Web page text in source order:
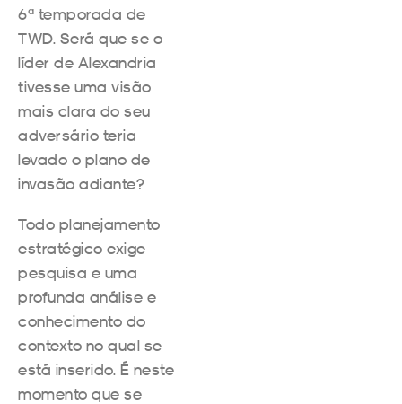
6ª temporada de
TWD. Será que se o
líder de Alexandria
tivesse uma visão
mais clara do seu
adversário teria
levado o plano de
invasão adiante?
Todo planejamento
estratégico exige
pesquisa e uma
profunda análise e
conhecimento do
contexto no qual se
está inserido. É neste
momento que se